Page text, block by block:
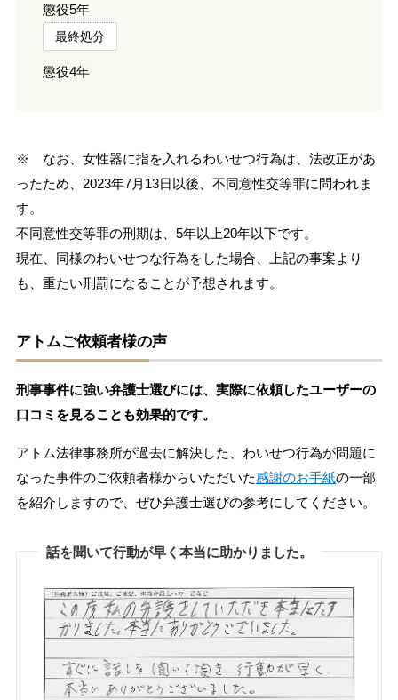
懲役5年
最終処分
懲役4年
※ なお、女性器に指を入れるわいせつ行為は、法改正があ
ったため、2023年7月13日以後、不同意性交等罪に問われま
す。
不同意性交等罪の刑期は、5年以上20年以下です。
現在、同様のわいせつな行為をした場合、上記の事案より
も、重たい刑罰になることが予想されます。
アトムご依頼者様の声
刑事事件に強い弁護士選びには、実際に依頼したユーザーの
口コミを見ることも効果的です。
アトム法律事務所が過去に解決した、わいせつ行為が問題に
なった事件のご依頼者様からいただいた感謝のお手紙の一部
を紹介しますので、ぜひ弁護士選びの参考にしてください。
話を聞いて行動が早く本当に助かりました。